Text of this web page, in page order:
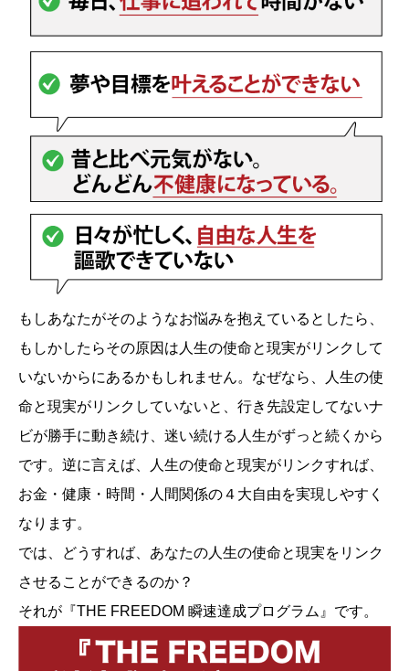
もしあなたがそのようなお悩みを抱えているとしたら、
もしかしたらその原因は人生の使命と現実がリンクして
いないからにあるかもしれません。なぜなら、人生の使
命と現実がリンクしていないと、行き先設定してないナ
ビが勝手に動き続け、迷い続ける人生がずっと続くから
です。逆に言えば、人生の使命と現実がリンクすれば、
お金・健康・時間・人間関係の４大自由を実現しやすく
なります。
では、どうすれば、あなたの人生の使命と現実をリンク
させることができるのか？
それが『THE FREEDOM 瞬速達成プログラム』です。